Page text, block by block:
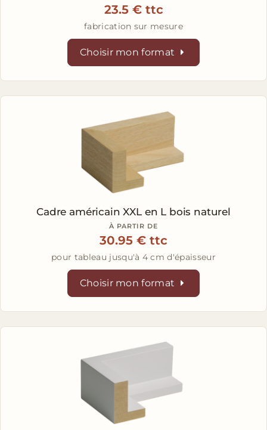
23.5 € ttc
fabrication sur mesure
Choisir mon format
Cadre américain XXL en L bois naturel
À PARTIR DE
30.95 € ttc
pour tableau jusqu'à 4 cm d'épaisseur
Choisir mon format